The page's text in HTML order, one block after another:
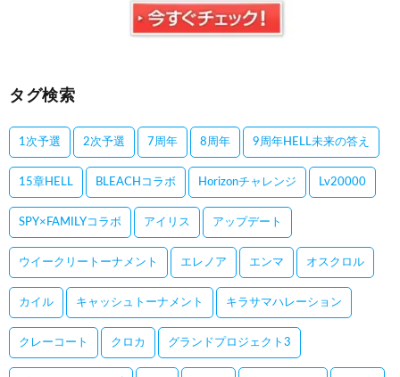
タグ検索
1次予選 2次予選 7周年 8周年 9周年HELL未来の答え
15章HELL BLEACHコラボ Horizonチャレンジ Lv20000
SPY×FAMILYコラボ アイリス アップデート
ウイークリートーナメント エレノア エンマ オスクロル
カイル キャッシュトーナメント キラサマハレーション
クレーコート クロカ グランドプロジェクト3